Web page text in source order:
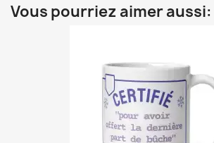
Vous pourriez aimer aussi: